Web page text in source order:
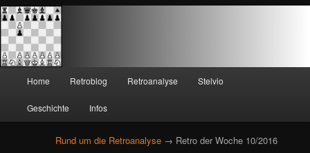
Zum
primären
Inhalt
Zum
sekundären
Inhalt
Home Retroblog Retroanalyse Stelvio
Geschichte Infos
Rund um die Retroanalyse → Retro der Woche 10/2016